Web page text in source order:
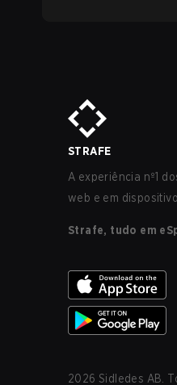
STRAFE
A experiência nº1
web e em
Strafe, tudo em
2026 Sidledes AB.